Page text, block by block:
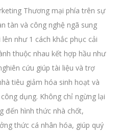
Thương mại phía trên sự
tàn và công nghệ ngã sung
lên như 1 cách khắc phục cải
thuộc nhau kết hợp hầu như
cứu giúp tài liệu và trợ
tiêu giảm hóa sinh hoạt và
dụng. Không chỉ ngừng lại
đến hình thức nhà chốt,
thức cá nhân hóa, giúp quý